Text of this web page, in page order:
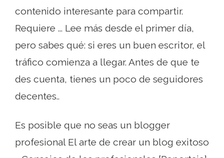
contenido interesante para compartir.
Requiere ... Lee más desde el primer día,
pero sabes qué: si eres un buen escritor, el
tráfico comienza a llegar. Antes de que te
des cuenta, tienes un poco de seguidores
decentes..
Es posible que no seas un blogger
profesional El arte de crear un blog exitoso